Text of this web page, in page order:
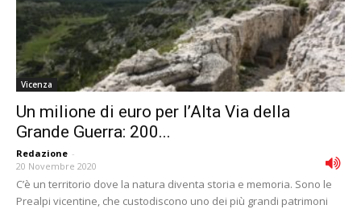
Vicenza
Un milione di euro per l’Alta Via della
Grande Guerra: 200...
Redazione -
20 Novembre 2020
C’è un territorio dove la natura diventa storia e memoria. Sono le
Prealpi vicentine, che custodiscono uno dei più grandi patrimoni